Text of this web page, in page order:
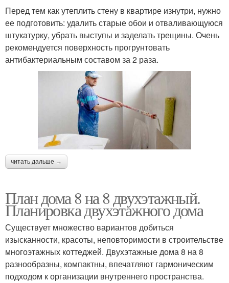
Перед тем как утеплить стену в квартире изнутри, нужно
ее подготовить: удалить старые обои и отваливающуюся
штукатурку, убрать выступы и заделать трещины. Очень
рекомендуется поверхность прогрунтовать
антибактериальным составом за 2 раза.
читать дальше →
План дома 8 на 8 двухэтажный.
Планировка двухэтажного дома
Существует множество вариантов добиться
изысканности, красоты, неповторимости в строительстве
многоэтажных коттеджей. Двухэтажные дома 8 на 8
разнообразны, компактны, впечатляют гармоническим
подходом к организации внутреннего пространства.